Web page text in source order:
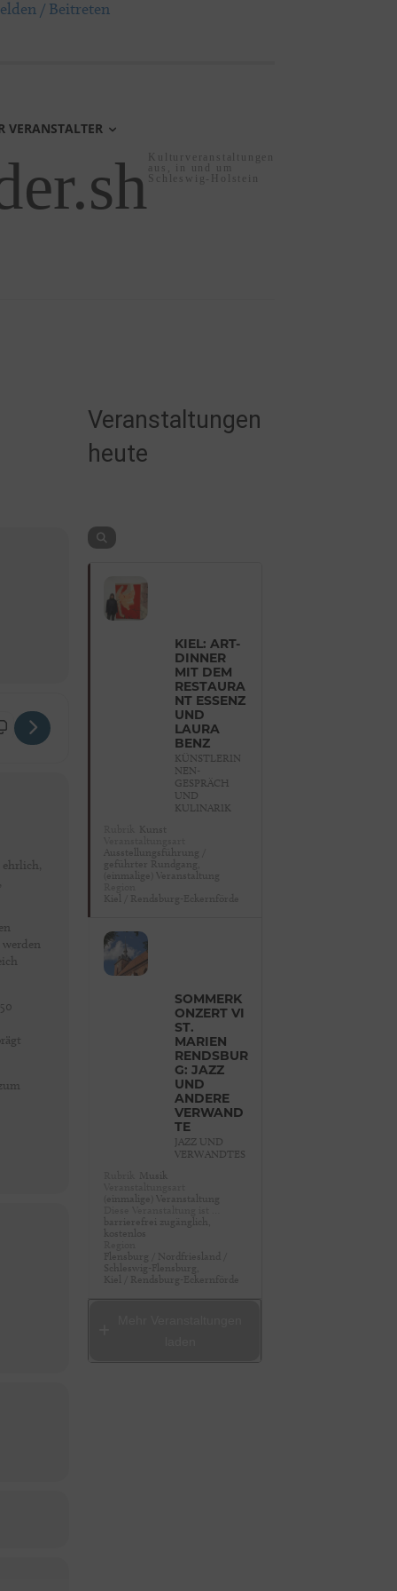
/ Beitreten
VERANSTALTER
Kulturveranstaltungen
aus, in und um
Schleswig-Holstein
[0fQdmxg7e]
Veranstaltungen
heute
KIEL: ART-
DINNER
MIT DEM
RESTAURA
NT ESSENZ
UND
LAURA
BENZ
KÜNSTLERIN
NEN-
GESPRÄCH
UND
KULINARIK
SOMMERK
ONZERT VI
ST.
MARIEN
RENDSBUR
G: JAZZ
UND
ANDERE
VERWAND
TE
JAZZ UND
VERWANDTES